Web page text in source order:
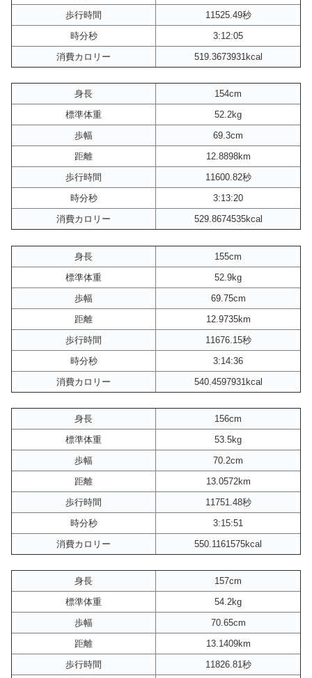
歩行時間
11525.49秒
時分秒
3:12:05
消費カロリー
519.3673931kcal
身長
154cm
標準体重
52.2kg
歩幅
69.3cm
距離
12.8898km
歩行時間
11600.82秒
時分秒
3:13:20
消費カロリー
529.8674535kcal
身長
155cm
標準体重
52.9kg
歩幅
69.75cm
距離
12.9735km
歩行時間
11676.15秒
時分秒
3:14:36
消費カロリー
540.4597931kcal
身長
156cm
標準体重
53.5kg
歩幅
70.2cm
距離
13.0572km
歩行時間
11751.48秒
時分秒
3:15:51
消費カロリー
550.1161575kcal
身長
157cm
標準体重
54.2kg
歩幅
70.65cm
距離
13.1409km
歩行時間
11826.81秒